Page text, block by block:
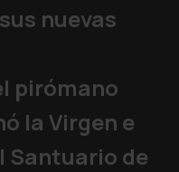
nuevas
pirómano
la Virgen e
Santuario de